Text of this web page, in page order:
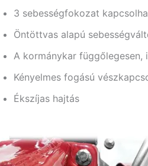
3 sebességfokozat
Öntöttvas alapú
A kormánykar
Kényelmes fogású
Ékszíjas hajtás